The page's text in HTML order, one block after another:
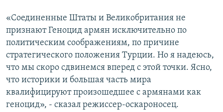
«Соединенные Штаты и Великобритания не
признают Геноцид армян исключительно по
политическим соображениям, по причине
стратегического положения Турции. Но я надеюсь,
что мы скоро сдвинемся вперед с этой точки. Ясно,
что историки и большая часть мира
квалифицируют произошедшее с армянами как
геноцид», - сказал режиссер-оскароносец.